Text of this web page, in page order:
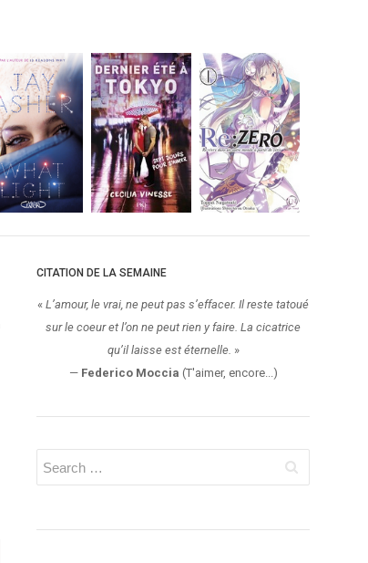
CITATION DE LA SEMAINE
« L’amour, le vrai, ne peut pas s’effacer. Il reste tatoué
sur le coeur et l’on ne peut rien y faire. La cicatrice
qu’il laisse est éternelle. »
— Federico Moccia (T'aimer, encore...)